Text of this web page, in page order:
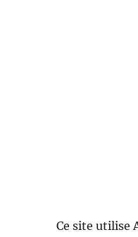
Ce site utilise